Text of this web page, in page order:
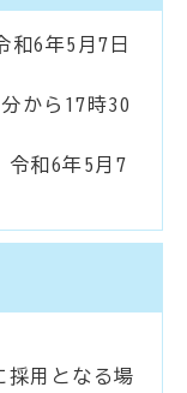
和6年5月7日
から17時30
和6年5月7
用となる場